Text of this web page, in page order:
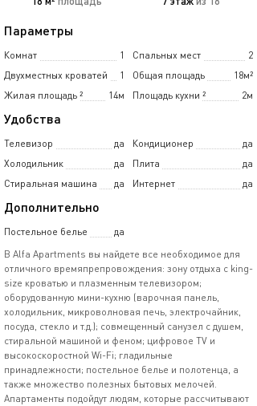
Параметры
Комнат 1 Спальных мест
2
Двухместных кроватей
1 Общая площадь
18м²
Жилая площадь
14м
² Площадь кухни 2м
²
Удобства
Телевизор да Кондиционер
да
Холодильник
да Плита
да
Стиральная машина
да Интернет да
Дополнительно
Постельное белье
да
В Alfa Apartments вы найдете все необходимое для
отличного времяпрепровождения: зону отдыха с king-
size кроватью и плазменным телевизором;
оборудованную мини-кухню (варочная панель,
холодильник, микроволновая печь, электрочайник,
посуда, стекло и т.д.); совмещенный санузел с душем,
стиральной машиной и феном; цифровое TV и
высокоскоростной Wi-Fi; гладильные
принадлежности; постельное белье и полотенца, а
также множество полезных бытовых мелочей.
Апартаменты подойдут людям, которые рассчитывают